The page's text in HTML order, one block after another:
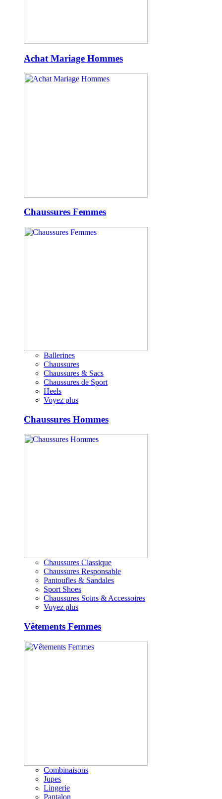
Achat Mariage Hommes
Chaussures Femmes
Ballerines
Chaussures
Chaussures & Sacs
Chaussures de Sport
Heels
Voyez plus
Chaussures Hommes
Chaussures Classique
Chaussures Responsable
Pantoufles & Sandales
Sport Shoes
Chaussures Soins & Accessoires
Voyez plus
Vêtements Femmes
Combinaisons
Jupes
Lingerie
Pantalon